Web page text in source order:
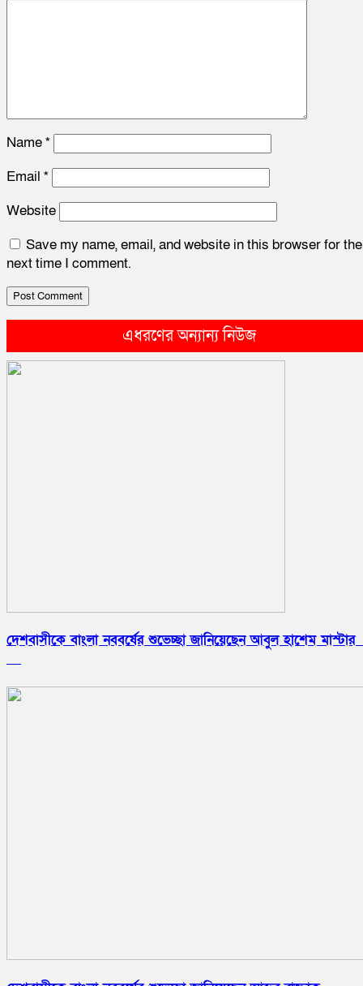
Name*
Email *
Website
Save my name, email, and website in this browser for the
next time I comment.
এধরণের অন্যান্য নিউজ
দেশবাসীকে বাংলা নববর্ষের শুভেচ্ছা জানিয়েছেন আবুল হাশেম